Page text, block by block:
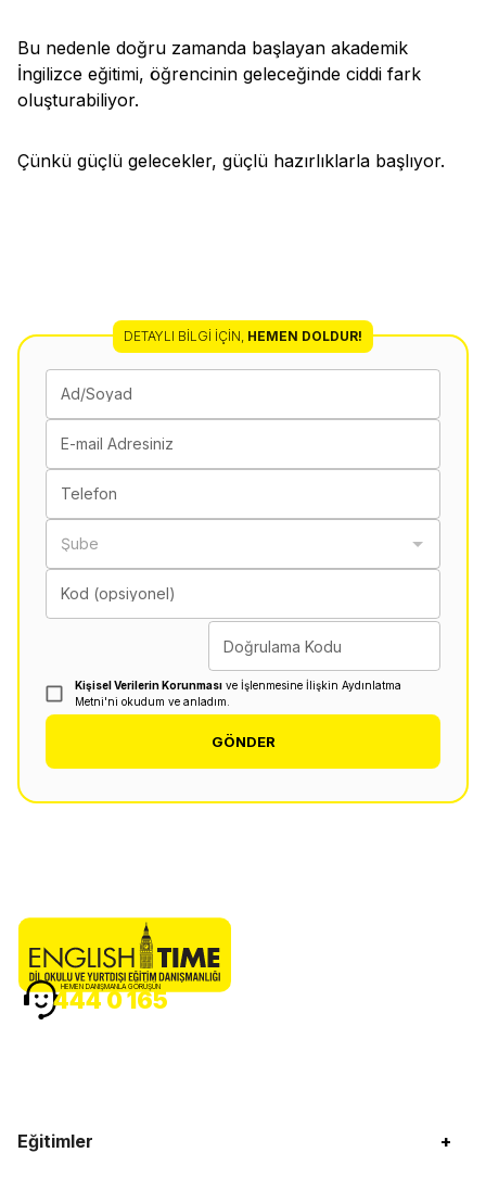
Bu nedenle doğru zamanda başlayan akademik
İngilizce eğitimi, öğrencinin geleceğinde ciddi fark
oluşturabiliyor.
Çünkü güçlü gelecekler, güçlü hazırlıklarla başlıyor.
DETAYLI BILGI İÇIN, HEMEN DOLDUR!
Ad/Soyad
E-mail Adresiniz
Telefon
Şube
Kod (opsiyonel)
Doğrulama Kodu
Kişisel Verilerin Korunması ve İşlenmesine İlişkin Aydınlatma
Metni'ni okudum ve anladım.
GÖNDER
Eğitimler +
HEMEN DANIŞMANLA GÖRÜŞÜN
444 0 165